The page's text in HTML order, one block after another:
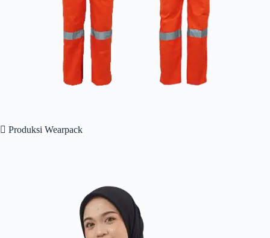
 Produksi Wearpack